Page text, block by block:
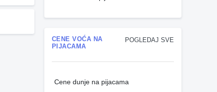
POGLEDAJ SVE
CENE VOĆA NA
PIJACAMA
Cene dunje na pijacama